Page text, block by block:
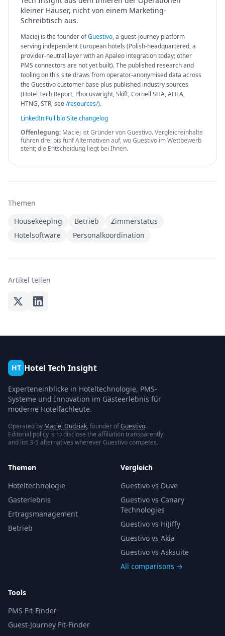
kleiner Häuser, nicht von einem Marketing-
Schreibtisch aus.
Maciej is the founder ofGuestivo, a guest-journey platform
serving independent European hotels (Polish-headquartered, a
provider-neutral layer with an Apaleo integration today; other
PMS connectors are not yet built). The published research and
tooling on this site draws from operator-anonymised data across
the Guestivo customer base plus published industry sources
(Hotel Tech Report, Phocuswright, Skift, Cornell SHA, AHLA,
HTNG, STR; see/resources/).
LinkedIn·Full bio·Site changelog
Offenlegung: Maciej ist Gründer von Guestivo. Vergleichsinhalte
führen drei bis fünf Alternativen auf, wo Guestivo im Wettbewerb
steht; die Entscheidung liegt bei Ihnen.
Themen
Housekeeping
Betrieb
Zimmerstatus
Hotelsoftware
Personalkoordination
Artikel teilen
HT Hotel Tech Insight
Experteneinblicke in Hoteltechnologie, PMS-
Systeme und Innovation im Gästeerlebnis für
moderne Hotelfachleute.
Operated by Maciej Dudziak, founder ofGuestivo.
Editorial policy is to disclose the affiliation transparently
and list 3-5 alternatives wherever Guestivo competes.
Themen
Hoteltechnologie
Gasterlebnis
Ertragsmanagement
Betrieb
Vergleich
Guestivo vs Duve
Guestivo vs Canary
Technologies
Guestivo vs HiJiffy
Guestivo vs Akia
Guestivo vs Asksuite
All comparisons →
Tools
PMS Fit-Finder
Guest-Journey Fit-Finder